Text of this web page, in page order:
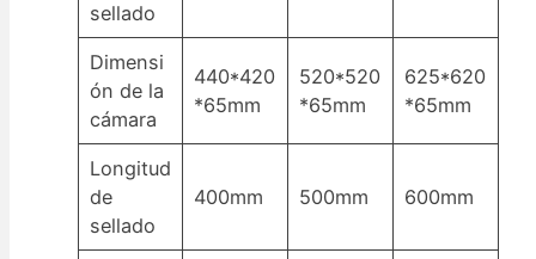
sellado
Dimensi
ón de la
cámara
440*420
*65mm
520*520
*65mm
625*620
*65mm
Longitud
de
sellado
400mm 500mm 600mm